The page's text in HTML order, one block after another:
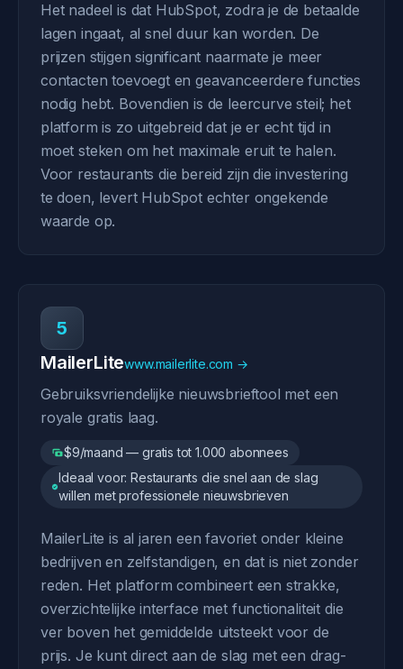
Het nadeel is dat HubSpot, zodra je de betaalde
lagen ingaat, al snel duur kan worden. De
prijzen stijgen significant naarmate je meer
contacten toevoegt en geavanceerdere functies
nodig hebt. Bovendien is de leercurve steil; het
platform is zo uitgebreid dat je er echt tijd in
moet steken om het maximale eruit te halen.
Voor restaurants die bereid zijn die investering
te doen, levert HubSpot echter ongekende
waarde op.
5
MailerLitewww.mailerlite.com →
Gebruiksvriendelijke nieuwsbrieftool met een
royale gratis laag.
$9/maand — gratis tot 1.000 abonnees
Ideaal voor: Restaurants die snel aan de slag
willen met professionele nieuwsbrieven
MailerLite is al jaren een favoriet onder kleine
bedrijven en zelfstandigen, en dat is niet zonder
reden. Het platform combineert een strakke,
overzichtelijke interface met functionaliteit die
ver boven het gemiddelde uitsteekt voor de
prijs. Je kunt direct aan de slag met een drag-